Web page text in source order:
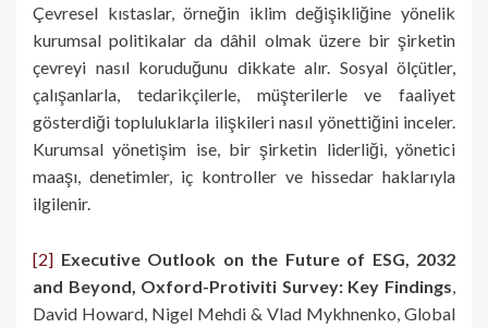
Çevresel kıstaslar, örneğin iklim değişikliğine yönelik
kurumsal politikalar da dâhil olmak üzere bir şirketin
çevreyi nasıl koruduğunu dikkate alır. Sosyal ölçütler,
çalışanlarla, tedarikçilerle, müşterilerle ve faaliyet
gösterdiği topluluklarla ilişkileri nasıl yönettiğini inceler.
Kurumsal yönetişim ise, bir şirketin liderliği, yönetici
maaşı, denetimler, iç kontroller ve hissedar haklarıyla
ilgilenir.
[2] Executive Outlook on the Future of ESG, 2032
and Beyond, Oxford-Protiviti Survey: Key Findings
David Howard, Nigel Mehdi & Vlad Mykhnenko, Global